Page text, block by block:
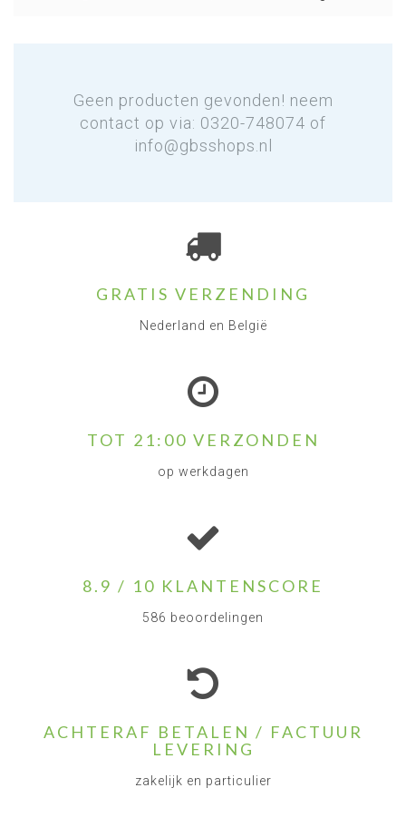
Geen producten gevonden! neem
contact op via: 0320-748074 of
info@gbsshops.nl
GRATIS VERZENDING
Nederland en België
TOT 21:00 VERZONDEN
op werkdagen
8.9 / 10 KLANTENSCORE
586 beoordelingen
ACHTERAF BETALEN / FACTUUR
LEVERING
zakelijk en particulier